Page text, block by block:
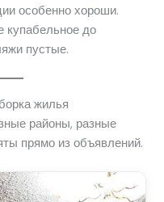
особенно хороши.
до
пустые.
жилья
районы, разные
прямо из объявлений.